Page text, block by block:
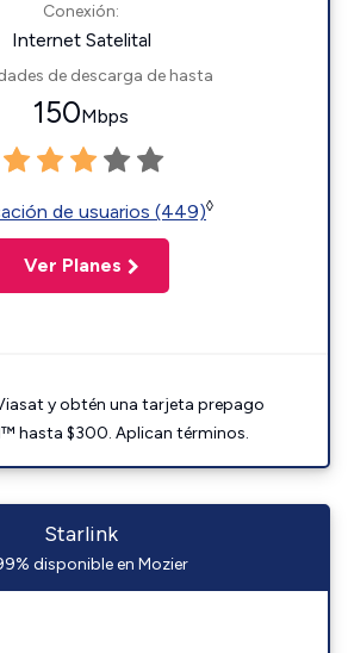
Conexión:
Internet Satelital
de descarga de hasta
150Mbps
de usuarios (449)◊
Ver Planes
y obtén una tarjeta prepago
hasta $300. Aplican términos.
Starlink
disponible en Mozier